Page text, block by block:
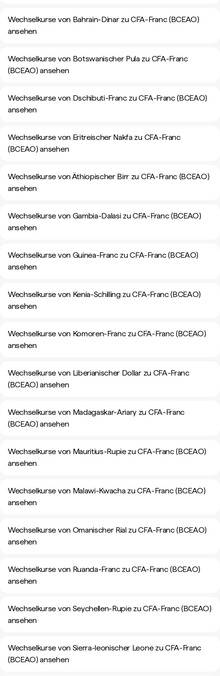
Wechselkurse von Bahrain-Dinar zu CFA-Franc (BCEAO)
ansehen
Wechselkurse von Botswanischer Pula zu CFA-Franc
(BCEAO) ansehen
Wechselkurse von Dschibuti-Franc zu CFA-Franc (BCEAO)
ansehen
Wechselkurse von Eritreischer Nakfa zu CFA-Franc
(BCEAO) ansehen
Wechselkurse von Äthiopischer Birr zu CFA-Franc (BCEAO)
ansehen
Wechselkurse von Gambia-Dalasi zu CFA-Franc (BCEAO)
ansehen
Wechselkurse von Guinea-Franc zu CFA-Franc (BCEAO)
ansehen
Wechselkurse von Kenia-Schilling zu CFA-Franc (BCEAO)
ansehen
Wechselkurse von Komoren-Franc zu CFA-Franc (BCEAO)
ansehen
Wechselkurse von Liberianischer Dollar zu CFA-Franc
(BCEAO) ansehen
Wechselkurse von Madagaskar-Ariary zu CFA-Franc
(BCEAO) ansehen
Wechselkurse von Mauritius-Rupie zu CFA-Franc (BCEAO)
ansehen
Wechselkurse von Malawi-Kwacha zu CFA-Franc (BCEAO)
ansehen
Wechselkurse von Omanischer Rial zu CFA-Franc (BCEAO)
ansehen
Wechselkurse von Ruanda-Franc zu CFA-Franc (BCEAO)
ansehen
Wechselkurse von Seychellen-Rupie zu CFA-Franc (BCEAO)
ansehen
Wechselkurse von Sierra-leonischer Leone zu CFA-Franc
(BCEAO) ansehen